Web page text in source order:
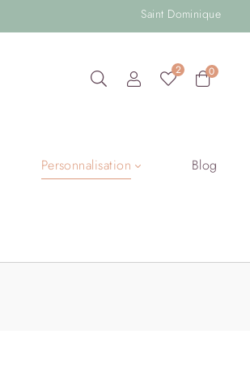
Saint Dominique
2 0
Personnalisation Blog